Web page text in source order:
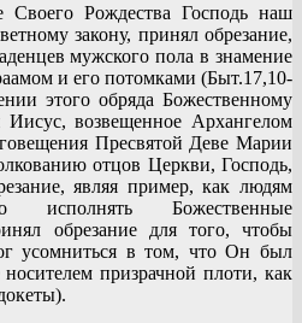
Рождества Господь наш
закону, принял обрезание,
мужского пола в знамение
и его потомками (Быт.17,10-
этого обряда Божественному
возвещенное Архангелом
Пресвятой Деве Марии
отцов Церкви, Господь,
являя пример, как людям
исполнять Божественные
обрезание для того, чтобы
усомниться в том, что Он был
призрачной плоти, как